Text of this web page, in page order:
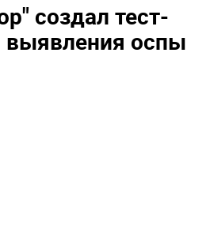
создал тест-
выявления оспы